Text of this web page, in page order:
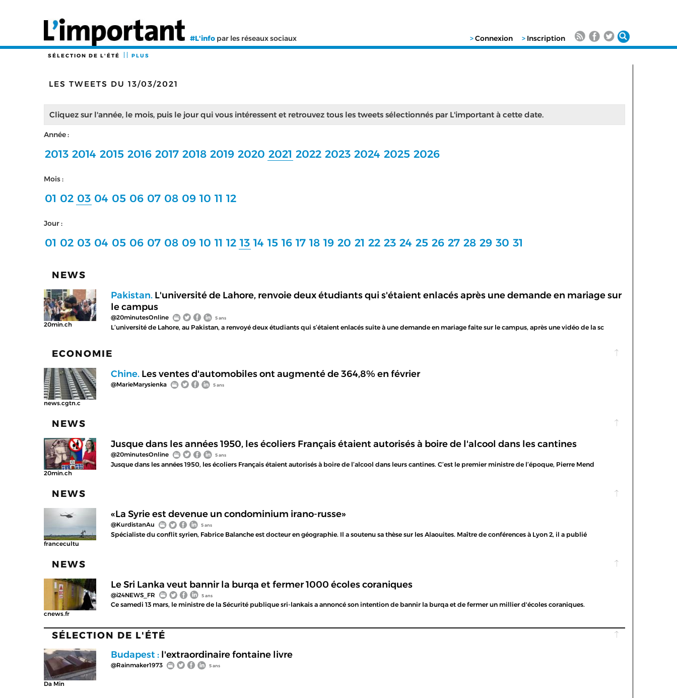
#L'info par les réseaux sociaux >Connexion > Inscription
SÉLECTION DE L'ÉTÉ PLUS
LES TWEETS DU 13/03/2021
Cliquez sur l'année, le mois, puis le jour qui vous intéressent et retrouvez tous les tweets sélectionnés par L'important à cette date.
Année :
2013 2014 2015 2016 2017 2018 2019 2020 2021 2022 2023 2024 2025 2026
Mois :
01 02 03 04 05 06 07 08 09 10 11 12
Jour :
01 02 03 04 05 06 07 08 09 10 11 12 13 14 15 16 17 18 19 20 21 22 23 24 25 26 27 28 29 30 31
NEWS
20min.ch
Pakistan. L'université de Lahore, renvoie deux étudiants qui s'étaient enlacés après une demande en mariage sur
le campus
@20minutesOnline 5 ans
L’université de Lahore, au Pakistan, a renvoyé deux étudiants qui s’étaient enlacés suite à une demande en mariage faite sur le campus, après une vidéo de la sc
ECONOMIE
news.cgtn.c
Chine. Les ventes d'automobiles ont augmenté de 364,8% en février
@MarieMarysienka 5 ans
NEWS
20min.ch
Jusque dans les années 1950, les écoliers Français étaient autorisés à boire de l'alcool dans les cantines
@20minutesOnline 5 ans
Jusque dans les années 1950, les écoliers Français étaient autorisés à boire de l’alcool dans leurs cantines. C’est le premier ministre de l’époque, Pierre Mend
NEWS
francecultu
«La Syrie est devenue un condominium irano-russe»
@KurdistanAu 5 ans
Spécialiste du conflit syrien, Fabrice Balanche est docteur en géographie. Il a soutenu sa thèse sur les Alaouites. Maître de conférences à Lyon 2, il a publié
NEWS
cnews.fr
Le Sri Lanka veut bannir la burqa et fermer 1000 écoles coraniques
@i24NEWS_FR 5 ans
Ce samedi 13 mars, le ministre de la Sécurité publique sri-lankais a annoncé son intention de bannir la burqa et de fermer un millier d'écoles coraniques.
SÉLECTION DE L'ÉTÉ
Da Min
Budapest : l'extraordinaire fontaine livre
@Rainmaker1973 5 ans